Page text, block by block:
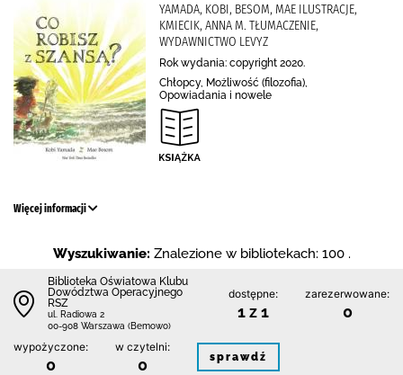
YAMADA, KOBI, BESOM, MAE ILUSTRACJE,
KMIECIK, ANNA M. TŁUMACZENIE,
WYDAWNICTWO LEVYZ
Rok wydania: copyright 2020.
Chłopcy, Możliwość (filozofia),
Opowiadania i nowele
Więcej informacji
Wyszukiwanie: Znalezione w bibliotekach: 100 .
Biblioteka Oświatowa Klubu
Dowództwa Operacyjnego
RSZ
ul. Radiowa 2
00-908 Warszawa (Bemowo)
dostępne:
1 z 1
zarezerwowane:
0
wypożyczone:
0
w czytelni:
0 sprawdź